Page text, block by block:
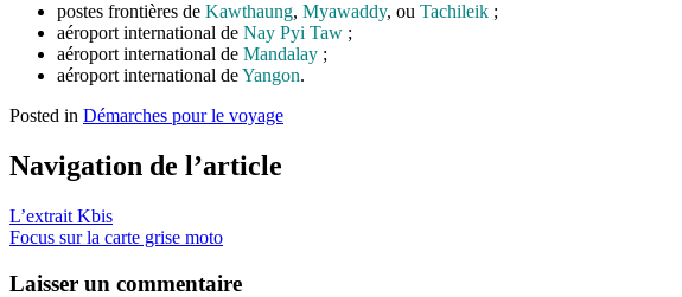
postes frontières de Kawthaung, Myawaddy, ou Tachileik ;
aéroport international de Nay Pyi Taw ;
aéroport international de Mandalay ;
aéroport international deYangon.
Posted in Démarches pour le voyage
Navigation de l’article
L’extrait Kbis
Focus sur la carte grise moto
Laisser un commentaire